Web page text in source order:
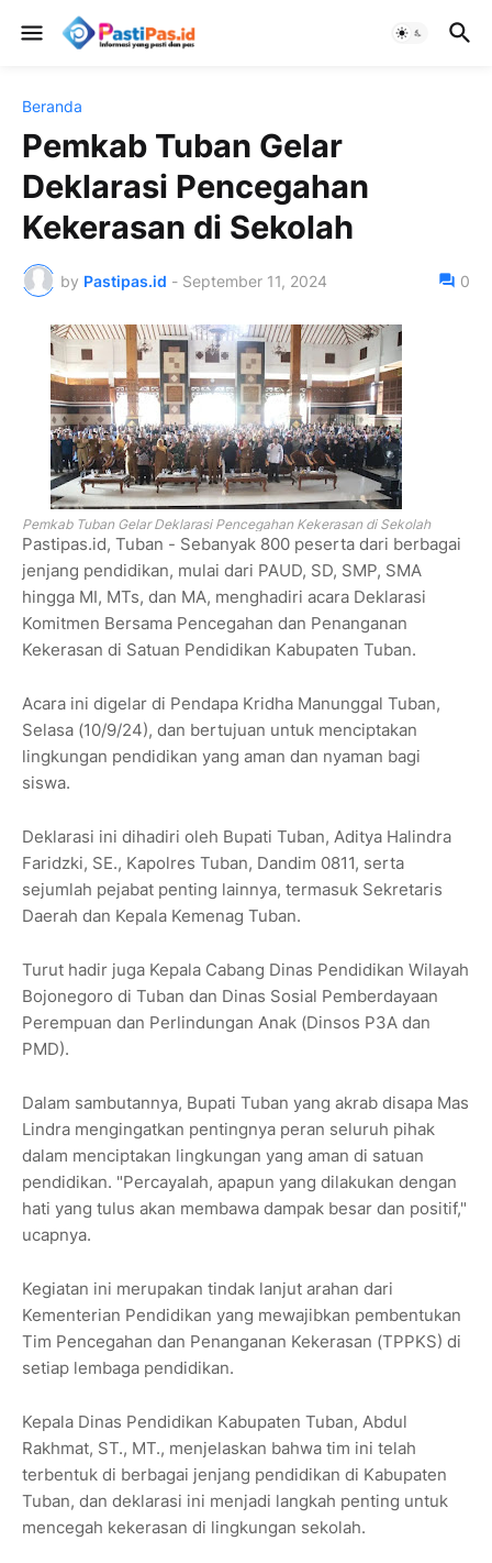
Beranda
Pemkab Tuban Gelar
Deklarasi Pencegahan
Kekerasan di Sekolah
by Pastipas.id - September 11, 2024 0
Pemkab Tuban Gelar Deklarasi Pencegahan Kekerasan di Sekolah
Pastipas.id, Tuban - Sebanyak 800 peserta dari berbagai
jenjang pendidikan, mulai dari PAUD, SD, SMP, SMA
hingga MI, MTs, dan MA, menghadiri acara Deklarasi
Komitmen Bersama Pencegahan dan Penanganan
Kekerasan di Satuan Pendidikan Kabupaten Tuban.
Acara ini digelar di Pendapa Kridha Manunggal Tuban,
Selasa (10/9/24), dan bertujuan untuk menciptakan
lingkungan pendidikan yang aman dan nyaman bagi
siswa.
Deklarasi ini dihadiri oleh Bupati Tuban, Aditya Halindra
Faridzki, SE., Kapolres Tuban, Dandim 0811, serta
sejumlah pejabat penting lainnya, termasuk Sekretaris
Daerah dan Kepala Kemenag Tuban.
Turut hadir juga Kepala Cabang Dinas Pendidikan Wilayah
Bojonegoro di Tuban dan Dinas Sosial Pemberdayaan
Perempuan dan Perlindungan Anak (Dinsos P3A dan
PMD).
Dalam sambutannya, Bupati Tuban yang akrab disapa Mas
Lindra mengingatkan pentingnya peran seluruh pihak
dalam menciptakan lingkungan yang aman di satuan
pendidikan. "Percayalah, apapun yang dilakukan dengan
hati yang tulus akan membawa dampak besar dan positif,"
ucapnya.
Kegiatan ini merupakan tindak lanjut arahan dari
Kementerian Pendidikan yang mewajibkan pembentukan
Tim Pencegahan dan Penanganan Kekerasan (TPPKS) di
setiap lembaga pendidikan.
Kepala Dinas Pendidikan Kabupaten Tuban, Abdul
Rakhmat, ST., MT., menjelaskan bahwa tim ini telah
terbentuk di berbagai jenjang pendidikan di Kabupaten
Tuban, dan deklarasi ini menjadi langkah penting untuk
mencegah kekerasan di lingkungan sekolah.